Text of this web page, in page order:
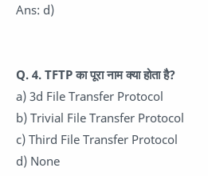
Ans: d)
Q. 4. TFTP का पूरा नाम क्या होता है?
a) 3d File Transfer Protocol
b) Trivial File Transfer Protocol
c) Third File Transfer Protocol
d) None